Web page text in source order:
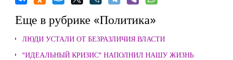
Еще в рубрике «Политика»
ЛЮДИ УСТАЛИ ОТ БЕЗРАЗЛИЧИЯ ВЛАСТИ
"ИДЕАЛЬНЫЙ КРИЗИС" НАПОЛНИЛ НАШУ ЖИЗНЬ